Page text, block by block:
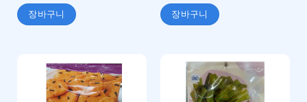
장바구니 장바구니